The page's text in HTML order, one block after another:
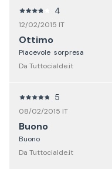
4
12/02/2015 IT
Ottimo
Piacevole sorpresa
Da Tuttocialde.it
5
08/02/2015 IT
Buono
Buono
Da Tuttocialde.it